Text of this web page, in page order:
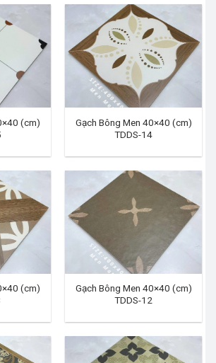
(cm)
Gạch Bông Men 40×40 (cm)
TDDS-14
(cm)
Gạch Bông Men 40×40 (cm)
TDDS-12